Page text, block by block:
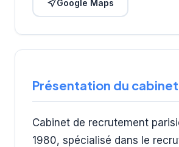
Google Maps
Présentation du cabinet
Cabinet de recrutement
1980, spécialisé dans le